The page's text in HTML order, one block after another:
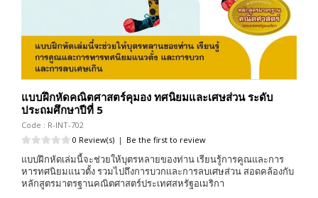
แบบฝึกหัดคณิตศาสตร์คุมอง ทศนิยมและเศษส่วน ระดับ
ประถมศึกษาปีที่ 5
Code : R-INT-702
0 Review(s) | Be the first to review
แบบฝึกหัดเล่มนี้จะช่วยให้บุตรหลายของท่าน เรียนรู้การคูณและการ
หารทศนิยมแนวตั้ง รวมไปถึงการบวกเเละการลบเศษส่วน สอดคล้องกับ
หลักสูตรมาตรฐานคณิตศาสตร์ประเทศสหรัฐอเมริกา